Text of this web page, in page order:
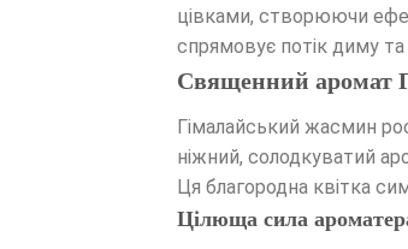
цівками, створюючи
спрямовує потік диму
Священний аромат
Гімалайський жасмин
ніжний, солодкуватий
Ця благородна квітка
Цілюща сила